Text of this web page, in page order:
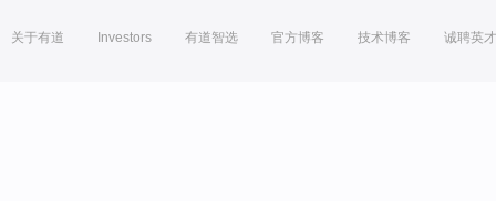
关于有道 Investors 有道智选 官方博客 技术博客 诚聘英才